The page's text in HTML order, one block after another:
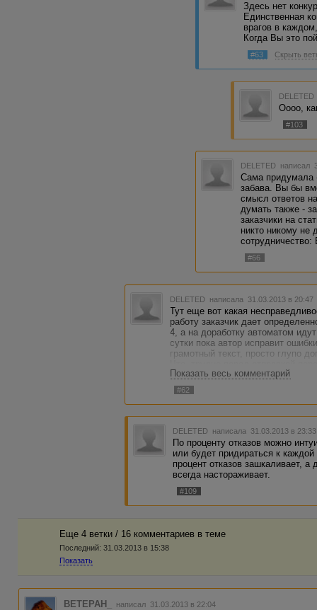
Здесь нет
Единственная
врагов в
Когда Вы это
#63 Скрыть
DELETED
Оооо,
#103
DELETED написал
Сама придумала
забава. Вы бы
смысл ответов
думать также -
заказчики на
никто никому
сотрудничество:
#66
DELETED написала 31.03.2013 в
Тут еще вот какая
работу заказчик дает
4, а на доработку автоматом
сутки пока автор исправит
грамотный текст, просто глупо
Показать весь комментарий
#62
DELETED написала 31.03.2013 в
По проценту отказов можно
или будет придираться к
процент отказов зашкаливает,
всегда настораживает.
#109
Еще 4 ветки / 16 комментариев в темe
Последний: 31.03.2013 в 15:38
Показать
BETEPAH_ написал 31.03.2013 в 22:04